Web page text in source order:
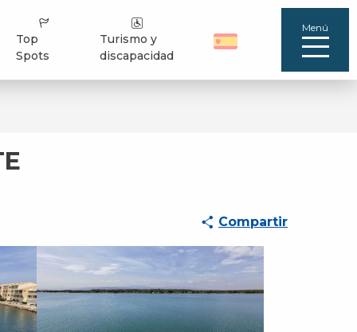
Top
Spots
Turismo y
discapacidad
Menú
Compartir